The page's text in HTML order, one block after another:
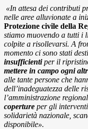
«In attesa dei contributi
nelle aree alluvionate a
Protezione civile della
stiamo muovendo a tutti i
colpite a risollevarsi. A
momento ci sono stati
insufficientiper il
mettere in campo ogni
alle tante persone che
dell’inadeguatezza delle
l’amministrazione
coperture per gli
solidarietà nazionale,
disponibile».